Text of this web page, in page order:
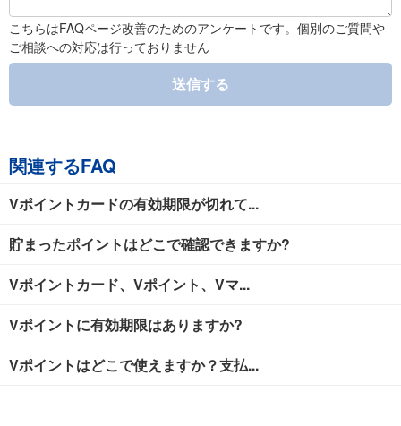
こちらはFAQページ改善のためのアンケートです。個別のご質問や
ご相談への対応は行っておりません
送信する
関連するFAQ
Vポイントカードの有効期限が切れて...
貯まったポイントはどこで確認できますか?
Vポイントカード、Vポイント、Vマ...
Vポイントに有効期限はありますか?
Vポイントはどこで使えますか？支払...